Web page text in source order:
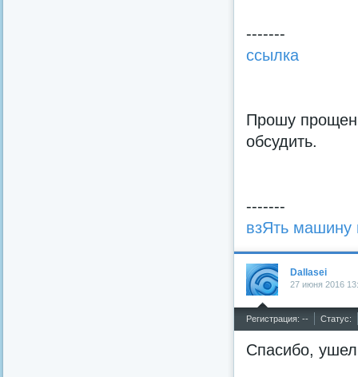
-------
ссылка
Прошу
обсудить.
-------
взЯть машину
Dallasei
27 июня 2016
Регистрация: -- Статус:
Спасибо, ушел